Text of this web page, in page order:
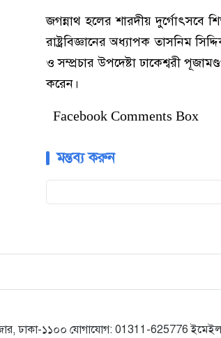
জগন্নাথ হলের শারদীয় দুর্গোৎসবে
রাষ্ট্রবিজ্ঞানের অধ্যাপক তাসনিম
ও সম্প্রচার উপদেষ্টা ঢাকেশ্বরী
করেন।
Facebook Comments Box
মন্তব্য করুন
ঢাকা-১১০০ যোগাযোগ: 01311-625776